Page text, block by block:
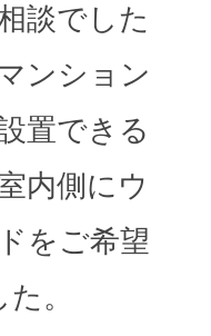
談でした
ンション
置できる
内側にウ
をご希望
。